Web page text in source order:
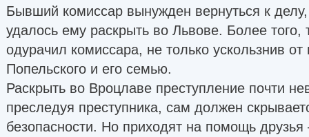
Бывший комиссар вынужден вернуться к
удалось ему раскрыть во Львове. Более того,
одурачил комиссара, не только ускользнив от
Попельского и его семью.
Раскрыть во Вроцлаве преступление почти
преследуя преступника, сам должен
безопасности. Но приходят на помощь